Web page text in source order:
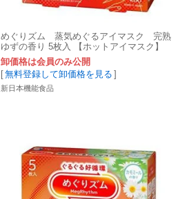
めぐりズム 蒸気めぐるアイマスク 完熟
ゆずの香り 5枚入 【ホットアイマスク】
卸価格は会員のみ公開
[無料登録して卸価格を見る ]
新日本機能食品